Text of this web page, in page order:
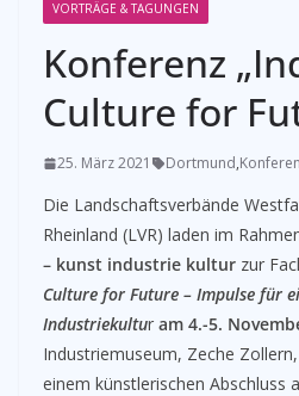
VORTRÄGE & TAGUNGEN
Konferenz
Culture for
25. März 2021 Dortmund,
Die Landschaftsverbände
Rheinland (LVR) laden im
– kunst industrie kultur zur
Culture for Future – Impulse für
Industriekultur am 4.-5.
Industriemuseum, Zeche
einem künstlerischen Abschluss